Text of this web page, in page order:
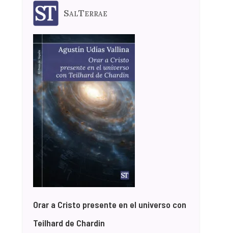
SalTerrae
Orar a Cristo presente en el universo con
Teilhard de Chardin